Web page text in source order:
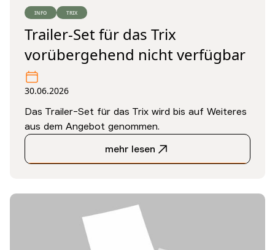
INFO TRIX
Trailer-Set für das Trix
vorübergehend nicht verfügbar
30.06.2026
Das Trailer-Set für das Trix wird bis auf Weiteres
aus dem Angebot genommen.
mehr lesen